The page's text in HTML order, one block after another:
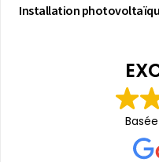
Installation